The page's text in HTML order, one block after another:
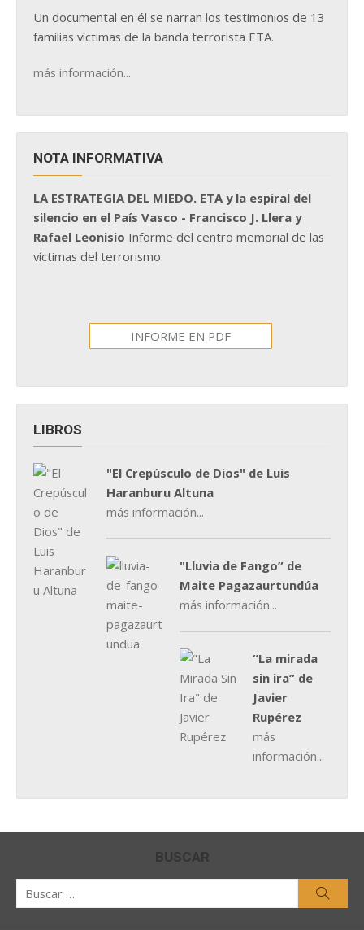
Un documental en él se narran los testimonios de 13
familias víctimas de la banda terrorista ETA.
más información...
NOTA INFORMATIVA
LA ESTRATEGIA DEL MIEDO. ETA y la espiral del
silencio en el País Vasco - Francisco J. Llera y
Rafael Leonisio Informe del centro memorial de las
víctimas del terrorismo
INFORME EN PDF
LIBROS
"El Crepúsculo de Dios" de Luis
Haranburu Altuna
más información...
"Lluvia de Fango” de
Maite Pagazaurtundúa
más información...
“La mirada
sin ira” de
Javier
Rupérez
más
información...
BUSCAR